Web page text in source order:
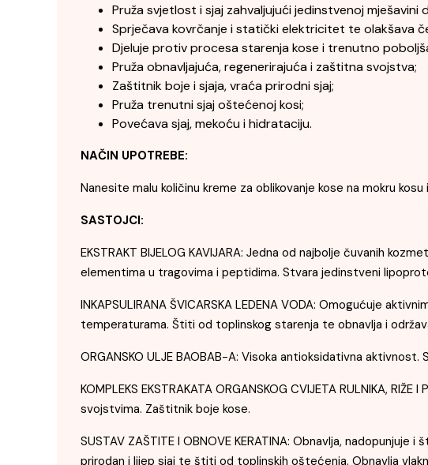
Pruža svjetlost i sjaj zahvaljujući jedinstvenoj mješavini
Sprječava kovrčanje i statički elektricitet te olakšava
Djeluje protiv procesa starenja kose i trenutno
Pruža obnavljajuća, regenerirajuća i zaštitna svojstva;
Zaštitnik boje i sjaja, vraća prirodni sjaj;
Pruža trenutni sjaj oštećenoj kosi;
Povećava sjaj, mekoću i hidrataciju.
NAČIN UPOTREBE:
Nanesite malu količinu kreme za oblikovanje kose na mokru
SASTOJCI:
EKSTRAKT BIJELOG KAVIJARA: Jedna od najbolje čuvanih
elementima u tragovima i peptidima. Stvara jedinstveni
INKAPSULIRANA ŠVICARSKA LEDENA VODA: Omogućuje
temperaturama. Štiti od toplinskog starenja te obnavlja i
ORGANSKO ULJE BAOBAB-A: Visoka antioksidativna
KOMPLEKS EKSTRAKATA ORGANSKOG CVIJETA RULNIKA,
svojstvima. Zaštitnik boje kose.
SUSTAV ZAŠTITE I OBNOVE KERATINA: Obnavlja,
prirodan i lijep sjaj te štiti od toplinskih oštećenja. Obnavlja